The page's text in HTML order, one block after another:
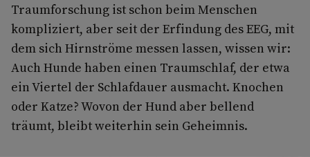
Traumforschung ist schon beim Menschen
kompliziert, aber seit der Erfindung des EEG, mit
dem sich Hirnströme messen lassen, wissen wir:
Auch Hunde haben einen Traumschlaf, der etwa
ein Viertel der Schlafdauer ausmacht. Knochen
oder Katze? Wovon der Hund aber bellend
träumt, bleibt weiterhin sein Geheimnis.